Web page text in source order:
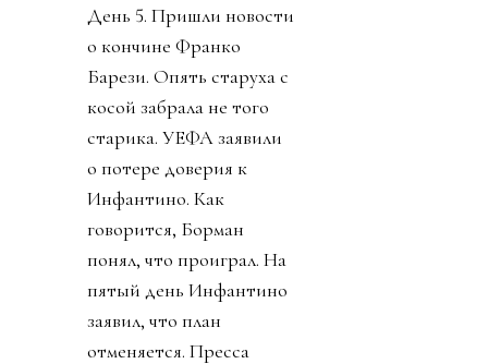
День 5. Пришли новости
о кончине Франко
Барези. Опять старуха с
косой забрала не того
старика. УЕФА заявили
о потере доверия к
Инфантино. Как
говорится, Борман
понял, что проиграл. На
пятый день Инфантино
заявил, что план
отменяется. Пресса